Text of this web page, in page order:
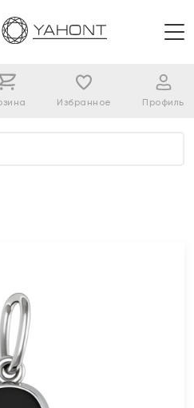
Избранное Профиль